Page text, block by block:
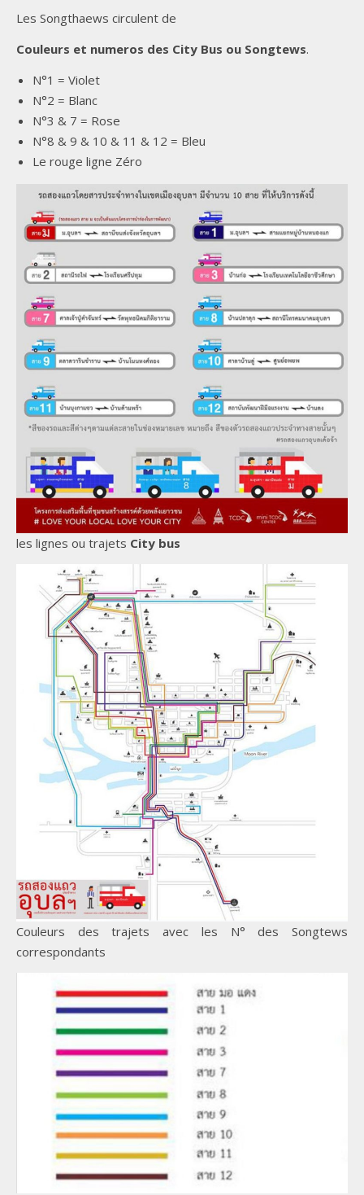
Les Songthaews circulent de
Couleurs et numeros des City Bus ou Songtews.
N°1 = Violet
N°2 = Blanc
N°3 & 7 = Rose
N°8 & 9 & 10 & 11 & 12 = Bleu
Le rouge ligne Zéro
les lignes ou trajets City bus
Couleurs des trajets avec les N° des Songtews
correspondants